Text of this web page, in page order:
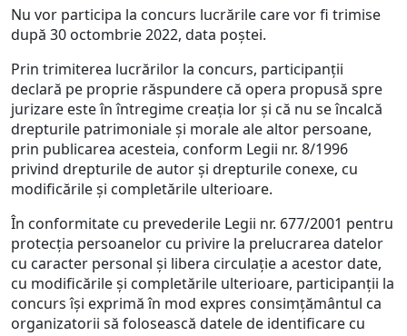
Nu vor participa la concurs lucrările care vor fi trimise
după 30 octombrie 2022, data poştei.
Prin trimiterea lucrărilor la concurs, participanții
declară pe proprie răspundere că opera propusă spre
jurizare este în întregime creația lor și că nu se încalcă
drepturile patrimoniale și morale ale altor persoane,
prin publicarea acesteia, conform Legii nr. 8/1996
privind drepturile de autor și drepturile conexe, cu
modificările și completările ulterioare.
În conformitate cu prevederile Legii nr. 677/2001 pentru
protecția persoanelor cu privire la prelucrarea datelor
cu caracter personal și libera circulație a acestor date,
cu modificările și completările ulterioare, participanții la
concurs își exprimă în mod expres consimţământul ca
organizatorii să folosească datele de identificare cu